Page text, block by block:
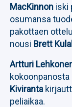
MacKinnon iski
osumansa
pakottaen
nousi Brett
Artturi
Kiviranta
peliaikaa.